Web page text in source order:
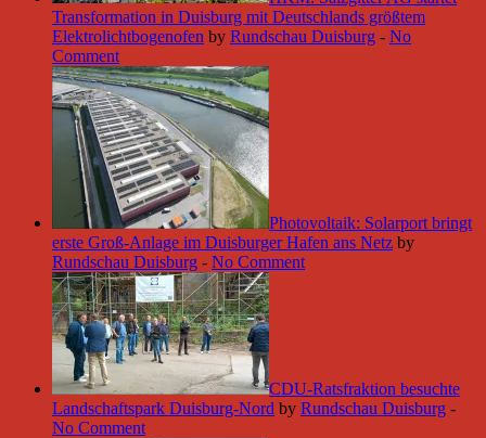
Transformation in Duisburg mit Deutschlands größtem
Elektrolichtbogenofen by Rundschau Duisburg - No
Comment
Photovoltaik: Solarport bringt
erste Groß-Anlage im Duisburger Hafen ans Netz by
Rundschau Duisburg - No Comment
CDU-Ratsfraktion besuchte
Landschaftspark Duisburg-Nord by Rundschau Duisburg -
No Comment